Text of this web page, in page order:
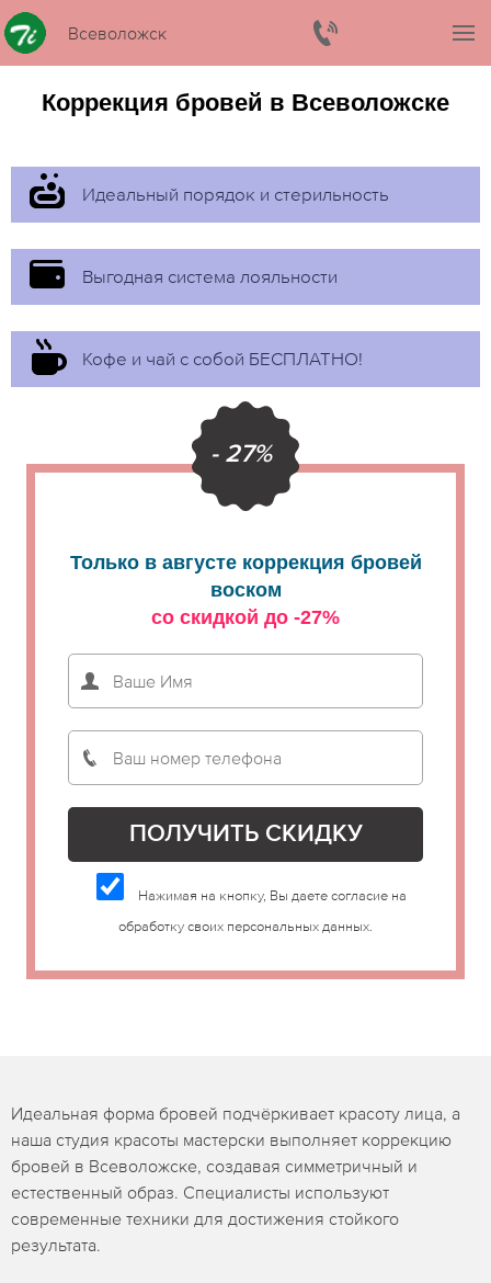
Всеволожск
Коррекция бровей в Всеволожске
Идеальный порядок и стерильность
Выгодная система лояльности
Кофе и чай с собой БЕСПЛАТНО!
- 27%
Только в августе коррекция бровей
воском
со скидкой до -27%
Нажимая на кнопку, Вы даете согласие на
обработку своих персональных данных.
Идеальная форма бровей подчёркивает красоту лица, а
наша студия красоты мастерски выполняет коррекцию
бровей в Всеволожске, создавая симметричный и
естественный образ. Специалисты используют
современные техники для достижения стойкого
результата.